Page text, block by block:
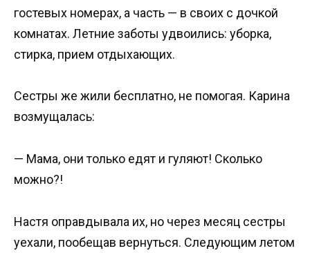
гостевых номерах, а часть — в своих с дочкой
комнатах. Летние заботы удвоились: уборка,
стирка, прием отдыхающих.
Сестры же жили бесплатно, не помогая. Карина
возмущалась:
— Мама, они только едят и гуляют! Сколько
можно?!
Настя оправдывала их, но через месяц сестры
уехали, пообещав вернуться. Следующим летом